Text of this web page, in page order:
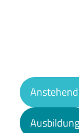
Ausbildung